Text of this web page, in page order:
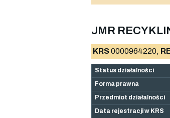
JMR
KRS0000964220,
Status działalności
Forma prawna
Przedmiot działalności
Data rejestracji w KRS